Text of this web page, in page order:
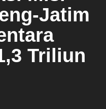
Jatim
Triliun